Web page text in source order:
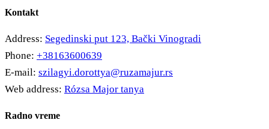
Kontakt
Address: Segedinski put 123, Bački Vinogradi
Phone: +38163600639
E-mail: szilagyi.dorottya@ruzamajur.rs
Web address: Rózsa Major tanya
Radno vreme